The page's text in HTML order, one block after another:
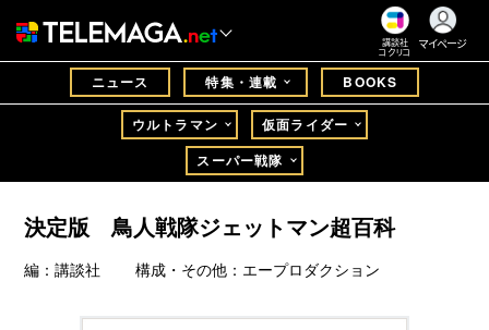
講談社
コクリコ
マイページ
ニュース 特集・連載 BOOKS
ウルトラマン
仮面ライダー
スーパー戦隊
決定版 鳥人戦隊ジェットマン超百科
編：講談社 構成・その他：エープロダクション